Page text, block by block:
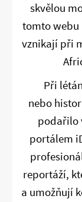
skvělou
tomto webu
vznikají při
Při
nebo
podařilo
portálem
reportáží,
a umožňují